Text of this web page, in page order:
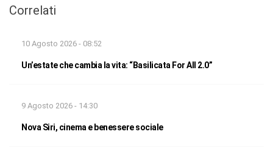
Correlati
10 Agosto 2026 - 08:52
Un’estate che cambia la vita: “Basilicata For All 2.0”
9 Agosto 2026 - 14:30
Nova Siri, cinema e benessere sociale